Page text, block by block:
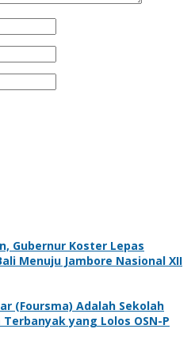
Gubernur Koster Lepas
Menuju Jambore Nasional XII
(Foursma) Adalah Sekolah
yang Lolos OSN-P